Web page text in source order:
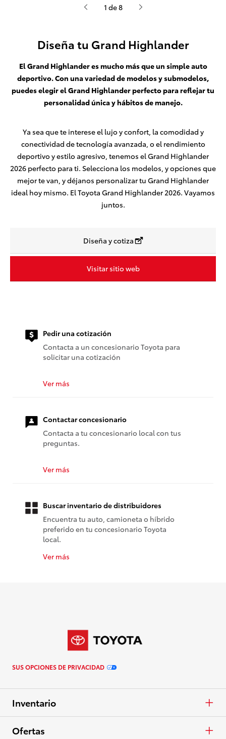
1 de 8
Diseña tu Grand Highlander
El Grand Highlander es mucho más que un simple auto
deportivo. Con una variedad de modelos y submodelos,
puedes elegir el Grand Highlander perfecto para reflejar tu
personalidad única y hábitos de manejo.
Ya sea que te interese el lujo y confort, la comodidad y
conectividad de tecnología avanzada, o el rendimiento
deportivo y estilo agresivo, tenemos el Grand Highlander
2026 perfecto para ti. Selecciona los modelos, y opciones que
mejor te van, y déjanos personalizar tu Grand Highlander
ideal hoy mismo. El Toyota Grand Highlander 2026. Vayamos
juntos.
Diseña y cotiza
Visitar sitio web
Pedir una cotización
Contacta a un concesionario Toyota para
solicitar una cotización
Ver más
Contactar concesionario
Contacta a tu concesionario local con tus
preguntas.
Ver más
Buscar inventario de distribuidores
Encuentra tu auto, camioneta o híbrido
preferido en tu concesionario Toyota
local.
Ver más
SUS OPCIONES DE PRIVACIDAD
Inventario
Autos y minivans
Ofertas